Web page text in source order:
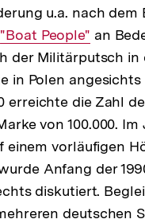
u.a. nach dem
Interner
Link:
"Boat People" an
der Militärputsch in
in Polen angesichts
erreichte die Zahl
von 100.000. Im
vorläufigen
Anfang der
diskutiert.
deutschen